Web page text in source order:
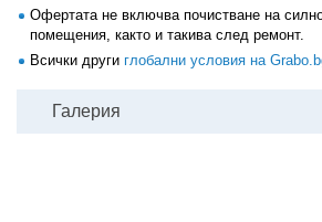
Офертата не включва почистване на
помещения, както и такива след ремонт.
Всички други глобални условия на
Галерия